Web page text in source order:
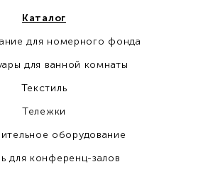
Каталог
для номерного фонда
для ванной комнаты
Текстиль
Тележки
оборудование
для конференц-залов